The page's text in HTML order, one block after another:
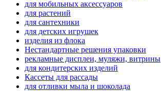
для мобильных аксессуаров
для растений
для сантехники
для детских игрушек
изделия из флока
Нестандартные решения упаковки
рекламные дисплеи, муляжи, витрины
для кондитерских изделий
Кассеты для рассады
для отливки мыла и шоколада